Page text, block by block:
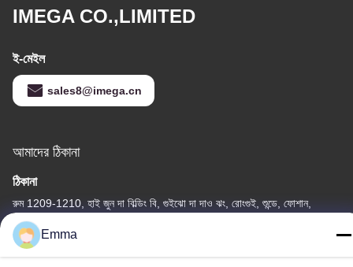
IMEGA CO.,LIMITED
ই-মেইল
sales8@imega.cn
আমাদের ঠিকানা
ঠিকানা
রুম 1209-1210, হাই জুন দা বিল্ডিং বি, গুইঝো দা দাও ঝং, রোংগুই, শুন্ডে, ফোশান,
গুয়াংডং, চীন
টেল
Emma